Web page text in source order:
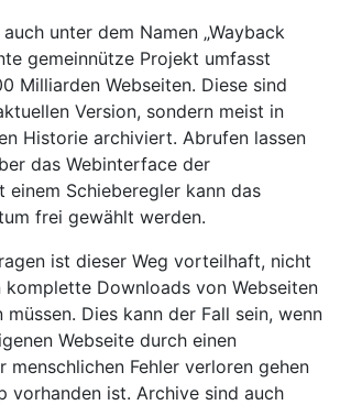
unter dem Namen „Wayback
gemeinnütze Projekt umfasst
Milliarden Webseiten. Diese sind
Version, sondern meist in
Historie archiviert. Abrufen lassen
das Webinterface der
einem Schieberegler kann das
frei gewählt werden.
ist dieser Weg vorteilhaft, nicht
komplette Downloads von Webseiten
Dies kann der Fall sein, wenn
Webseite durch einen
menschlichen Fehler verloren gehen
vorhanden ist. Archive sind auch